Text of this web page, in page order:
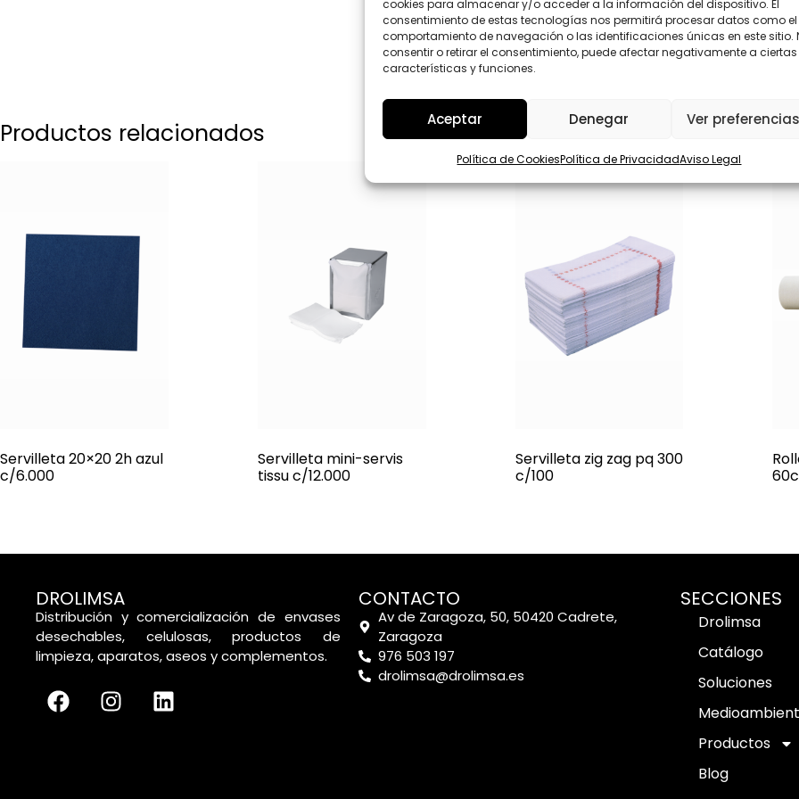
cookies para almacenar y/o acceder a la información del dispositivo. El
consentimiento de estas tecnologías nos permitirá procesar datos como el
comportamiento de navegación o las identificaciones únicas en este sitio.
consentir o retirar el consentimiento, puede afectar negativamente a ciertas
características y funciones.
Aceptar Denegar Ver
Política de CookiesPolítica de PrivacidadAviso Legal
D
*
Enviar
Productos relacionados
Servilleta 20×20 2h azul
c/6.000
Servilleta mini-servis
tissu c/12.000
Servilleta zig zag pq 300
c/100
DROLIMSA
Distribución y comercialización de envases
desechables, celulosas, productos de
limpieza, aparatos, aseos y complementos.
CONTACTO
Av de Zaragoza, 50, 50420 Cadrete,
Zaragoza
976 503 197
drolimsa@drolimsa.es
SECCIONES
Drolimsa
Catálogo
Soluciones
Productos
Blog